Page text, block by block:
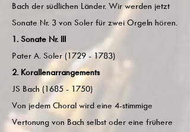
Bach der südlichen Länder. Wir werden jetzt
Sonate Nr. 3 von Soler für zwei Orgeln hören.
1. Sonate Nr. III
Pater A. Soler(1729 - 1783)
2. Korallenarrangements
JS Bach (1685 - 1750)
Von jedem Choral wird eine 4-stimmige
Vertonung von Bach selbst oder eine frühere